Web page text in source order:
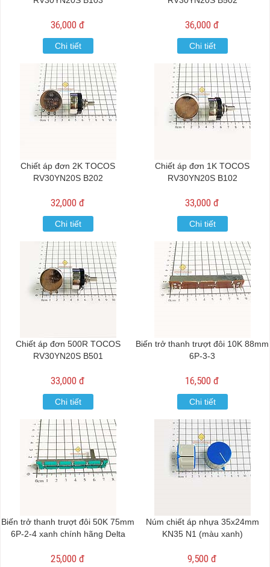
36,000 đ
Chi tiết
36,000 đ
Chi tiết
Chiết áp đơn 2K TOCOS
RV30YN20S B202
32,000 đ
Chi tiết
Chiết áp đơn 1K TOCOS
RV30YN20S B102
33,000 đ
Chi tiết
Chiết áp đơn 500R TOCOS
RV30YN20S B501
33,000 đ
Chi tiết
Biến trở thanh trượt đôi 10K 88mm
6P-3-3
16,500 đ
Chi tiết
Biến trở thanh trượt đôi 50K 75mm
6P-2-4 xanh chính hãng Delta
25,000 đ
Núm chiết áp nhựa 35x24mm
KN35 N1 (màu xanh)
9,500 đ